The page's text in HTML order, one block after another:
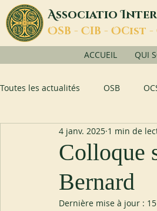
AssociatioI
OSB - CIB - OCist -
ACCUEIL QUI
Toutes les actualités OSB
Colloque
Bernard
4 janv. 2025 1 min de
Dernière mise à jour :